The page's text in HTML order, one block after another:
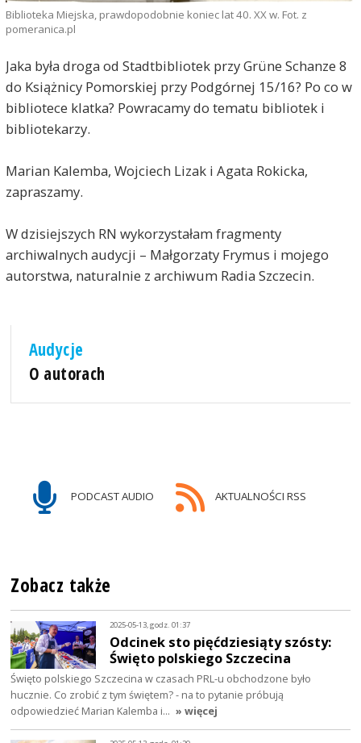
Biblioteka Miejska, prawdopodobnie koniec lat 40. XX w. Fot. z
pomeranica.pl
Jaka była droga od Stadtbibliotek przy Grüne Schanze 8
do Książnicy Pomorskiej przy Podgórnej 15/16? Po co w
bibliotece klatka? Powracamy do tematu bibliotek i
bibliotekarzy.
Marian Kalemba, Wojciech Lizak i Agata Rokicka,
zapraszamy.
W dzisiejszych RN wykorzystałam fragmenty
archiwalnych audycji – Małgorzaty Frymus i mojego
autorstwa, naturalnie z archiwum Radia Szczecin.
Audycje
O autorach
PODCAST AUDIO AKTUALNOŚCI RSS
Zobacz także
2025-05-13, godz. 01:37
Odcinek sto pięćdziesiąty szósty:
Święto polskiego Szczecina
Święto polskiego Szczecina w czasach PRL-u obchodzone było
hucznie. Co zrobić z tym świętem? - na to pytanie próbują
odpowiedzieć Marian Kalemba i… » więcej